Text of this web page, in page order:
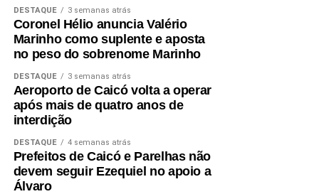
caminhada rumo ao nosso 10º mandato”, afirmou
Nelter.
DESTAQUE 3 semanas atrás
Coronel Hélio anuncia Valério
Marinho como suplente e aposta
no peso do sobrenome Marinho
DESTAQUE 3 semanas atrás
Aeroporto de Caicó volta a operar
após mais de quatro anos de
interdição
DESTAQUE 4 semanas atrás
Prefeitos de Caicó e Parelhas não
devem seguir Ezequiel no apoio a
Álvaro